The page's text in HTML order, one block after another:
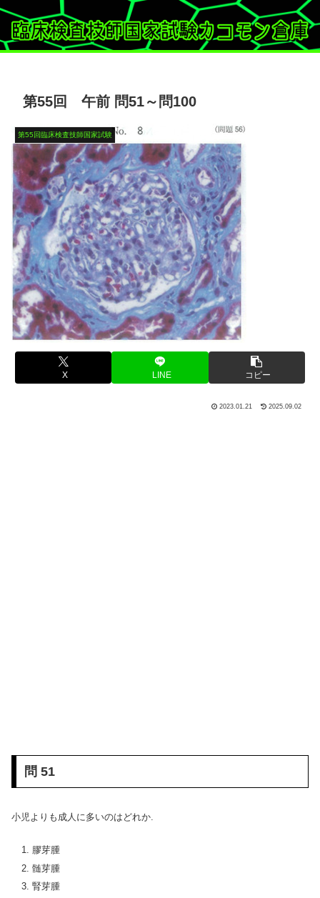
第55回 午前 問51～問100
第55回臨床検査技師国家試験
X LINE コピー
2023.01.21 2025.09.02
問 51
小児よりも成人に多いのはどれか.
膠芽腫
髄芽腫
腎芽腫